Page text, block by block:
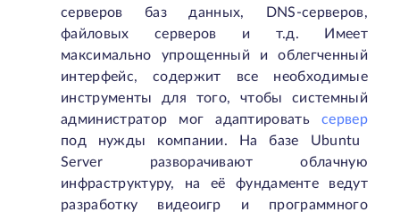
серверов баз данных, DNS-серверов,
файловых серверов и т.д. Имеет
максимально упрощенный и облегченный
интерфейс, содержит все необходимые
инструменты для того, чтобы системный
администратор мог адаптироватьсервер
под нужды компании. На базе Ubuntu
Server разворачивают облачную
инфраструктуру, на её фундаменте ведут
разработку видеоигр и программного